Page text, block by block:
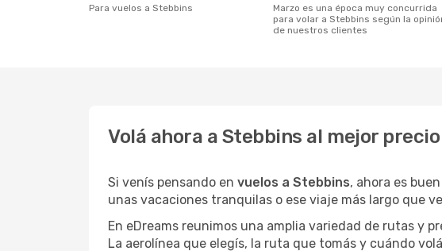
Para vuelos a Stebbins
marzo es una época muy concurrida
para volar a Stebbins según la
de nuestros clientes
Volá ahora a Stebbins al mejor
Si venís pensando en vuelos a Stebbins, ahora es
unas vacaciones tranquilas o ese viaje más largo que
En eDreams reunimos una amplia variedad de rutas y
La aerolínea que elegís, la ruta que tomás y cuándo